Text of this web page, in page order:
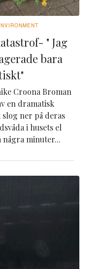
" Jag
bara
Croona Broman
en dramatisk
ner på deras
i husets el
minuter...